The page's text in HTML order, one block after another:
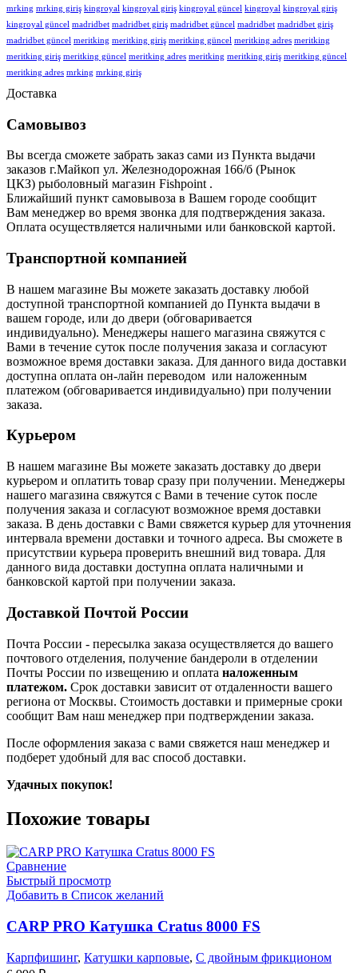
mrking mrking giriş kingroyal kingroyal giriş kingroyal güncel kingroyal kingroyal giriş
kingroyal güncel madridbet madridbet giriş madridbet güncel madridbet madridbet giriş
madridbet güncel meritking meritking giriş meritking güncel meritking adres meritking
meritking giriş meritking güncel meritking adres meritking meritking giriş meritking güncel
meritking adres mrking mrking giriş
Доставка
Самовывоз
Вы всегда сможете забрать заказ сами из Пункта выдачи
заказов г.Майкоп ул. Железнодорожная 166/б (Рынок
ЦКЗ) рыболовный магазин Fishpoint .
Ближайший пункт самовывоза в Вашем городе сообщит
Вам менеджер во время звонка для подтверждения заказа.
Оплата осуществляется наличными или банковской картой.
Транспортной компанией
В нашем магазине Вы можете заказать доставку любой
доступной транспортной компанией до Пункта выдачи в
вашем городе, или до двери (обговаривается
индивидуально). Менеджеры нашего магазина свяжутся с
Вами в течение суток после получения заказа и согласуют
возможное время доставки заказа. Для данного вида доставки
доступна оплата он-лайн переводом или наложенным
платежом (обговаривается индивидуально) при получении
заказа.
Курьером
В нашем магазине Вы можете заказать доставку до двери
курьером и оплатить товар сразу при получении. Менеджеры
нашего магазина свяжутся с Вами в течение суток после
получения заказа и согласуют возможное время доставки
заказа. В день доставки с Вами свяжется курьер для уточнения
интервала времени доставки и точного адреса. Вы сможете в
присутствии курьера проверить внешний вид товара. Для
данного вида доставки доступна оплата наличными и
банковской картой при получении заказа.
Доставкой Почтой России
Почта России - пересылка заказа осуществляется до вашего
почтового отделения, получение бандероли в отделении
Почты России по извещению и оплата наложенным
платежом. Срок доставки зависит от отдаленности вашего
региона от Москвы. Стоимость доставки и примерные сроки
сообщит Вам наш менеджер при подтверждении заказа.
После оформления заказа с вами свяжется наш менеджер и
подберет удобный для вас способ доставки.
Удачных покупок!
Похожие товары
Сравнение
Быстрый просмотр
Добавить в Список желаний
CARP PRO Катушкa Cratus 8000 FS
Карпфишинг, Катушки карповые, С двойным фрикционом